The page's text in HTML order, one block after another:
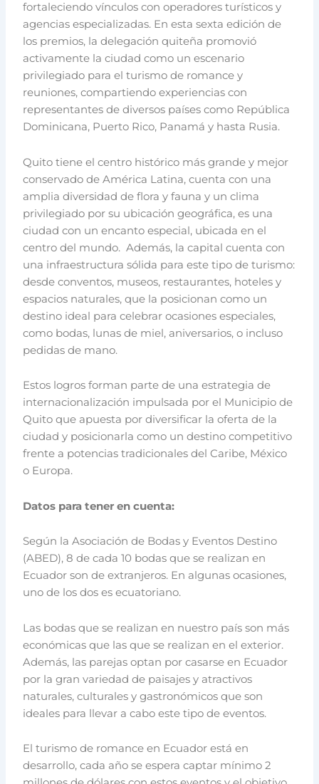
fortaleciendo vínculos con operadores turísticos y
agencias especializadas. En esta sexta edición de
los premios, la delegación quiteña promovió
activamente la ciudad como un escenario
privilegiado para el turismo de romance y
reuniones, compartiendo experiencias con
representantes de diversos países como República
Dominicana, Puerto Rico, Panamá y hasta Rusia.
Quito tiene el centro histórico más grande y mejor
conservado de América Latina, cuenta con una
amplia diversidad de flora y fauna y un clima
privilegiado por su ubicación geográfica, es una
ciudad con un encanto especial, ubicada en el
centro del mundo. Además, la capital cuenta con
una infraestructura sólida para este tipo de turismo:
desde conventos, museos, restaurantes, hoteles y
espacios naturales, que la posicionan como un
destino ideal para celebrar ocasiones especiales,
como bodas, lunas de miel, aniversarios, o incluso
pedidas de mano.
Estos logros forman parte de una estrategia de
internacionalización impulsada por el Municipio de
Quito que apuesta por diversificar la oferta de la
ciudad y posicionarla como un destino competitivo
frente a potencias tradicionales del Caribe, México
o Europa.
Datos para tener en cuenta:
Según la Asociación de Bodas y Eventos Destino
(ABED), 8 de cada 10 bodas que se realizan en
Ecuador son de extranjeros. En algunas ocasiones,
uno de los dos es ecuatoriano.
Las bodas que se realizan en nuestro país son más
económicas que las que se realizan en el exterior.
Además, las parejas optan por casarse en Ecuador
por la gran variedad de paisajes y atractivos
naturales, culturales y gastronómicos que son
ideales para llevar a cabo este tipo de eventos.
El turismo de romance en Ecuador está en
desarrollo, cada año se espera captar mínimo 2